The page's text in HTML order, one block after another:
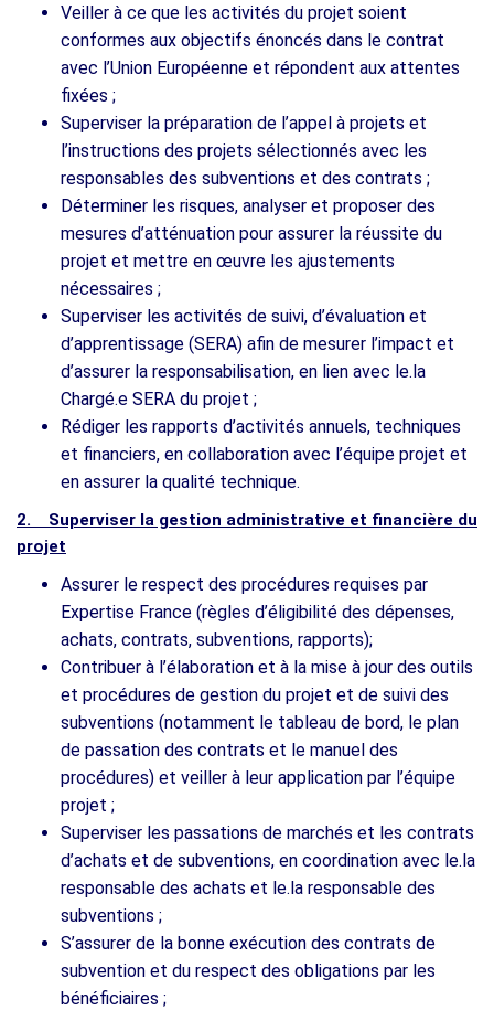
Veiller à ce que les activités du projet soient
conformes aux objectifs énoncés dans le contrat
avec l’Union Européenne et répondent aux attentes
fixées ;
Superviser la préparation de l’appel à projets et
l’instructions des projets sélectionnés avec les
responsables des subventions et des contrats ;
Déterminer les risques, analyser et proposer des
mesures d’atténuation pour assurer la réussite du
projet et mettre en œuvre les ajustements
nécessaires ;
Superviser les activités de suivi, d’évaluation et
d’apprentissage (SERA) afin de mesurer l’impact et
d’assurer la responsabilisation, en lien avec le.la
Chargé.e SERA du projet ;
Rédiger les rapports d’activités annuels, techniques
et financiers, en collaboration avec l’équipe projet et
en assurer la qualité technique.
2. Superviser la gestion administrative et financière du
projet
Assurer le respect des procédures requises par
Expertise France (règles d’éligibilité des dépenses,
achats, contrats, subventions, rapports);
Contribuer à l’élaboration et à la mise à jour des outils
et procédures de gestion du projet et de suivi des
subventions (notamment le tableau de bord, le plan
de passation des contrats et le manuel des
procédures) et veiller à leur application par l’équipe
projet ;
Superviser les passations de marchés et les contrats
d’achats et de subventions, en coordination avec le.la
responsable des achats et le.la responsable des
subventions ;
S’assurer de la bonne exécution des contrats de
subvention et du respect des obligations par les
bénéficiaires ;